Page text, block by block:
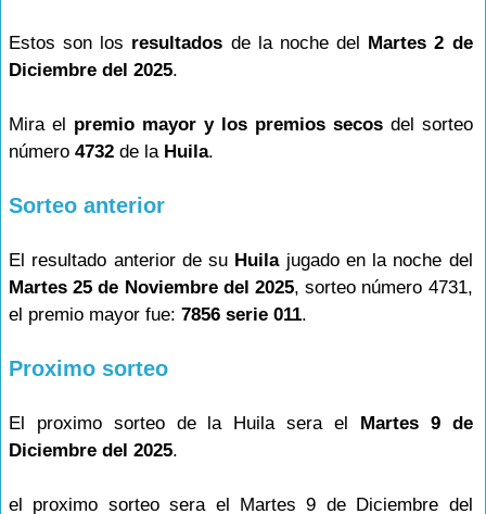
Estos son los resultados de la noche del Martes 2 de
Diciembre del 2025.
Mira el premio mayor y los premios secosdel sorteo
número 4732 de la Huila.
Sorteo anterior
El resultado anterior de su Huilajugado en la noche del
Martes 25 de Noviembre del 2025, sorteo número 4731,
el premio mayor fue: 7856 serie 011.
Proximo sorteo
El proximo sorteo de la Huila sera el Martes 9 de
Diciembre del 2025.
el proximo sorteo sera el Martes 9 de Diciembre del